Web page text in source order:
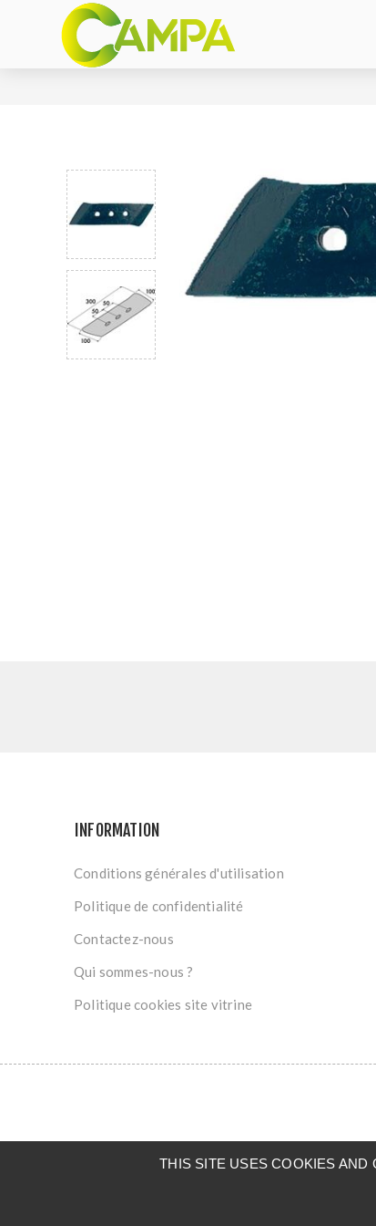
INFORMATION
Conditions générales d'utilisation
Politique de confidentialité
Contactez-nous
Qui sommes-nous ?
Politique cookies site vitrine
THIS SITE USES COOKIES AND